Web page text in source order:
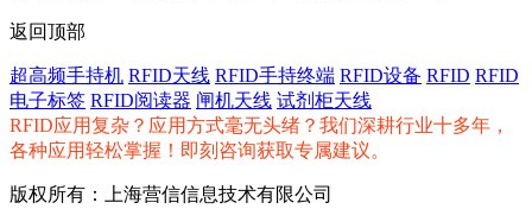
返回顶部
超高频手持机 RFID天线 RFID手持终端 RFID设备 RFID RFID
电子标签 RFID阅读器 闸机天线 试剂柜天线
RFID应用复杂？应用方式毫无头绪？我们深耕行业十多年，
各种应用轻松掌握！即刻咨询获取专属建议。
版权所有：上海营信信息技术有限公司